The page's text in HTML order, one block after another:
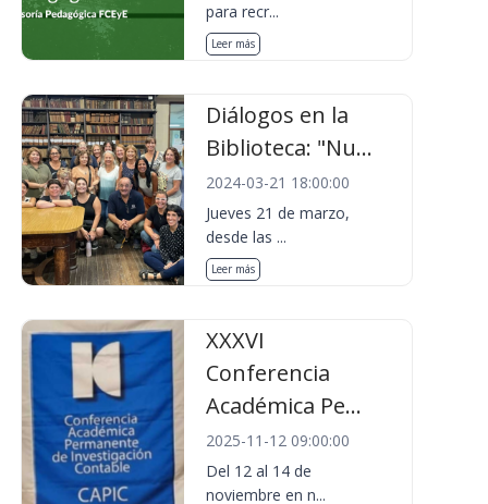
para recr...
Leer más
Diálogos en la
Biblioteca: "Nu...
2024-03-21 18:00:00
Jueves 21 de marzo,
desde las ...
Leer más
XXXVI
Conferencia
Académica Pe...
2025-11-12 09:00:00
Del 12 al 14 de
noviembre en n...